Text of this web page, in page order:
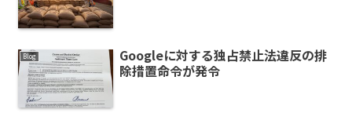
Blog
Googleに対する独占禁止法違反の排
除措置命令が発令